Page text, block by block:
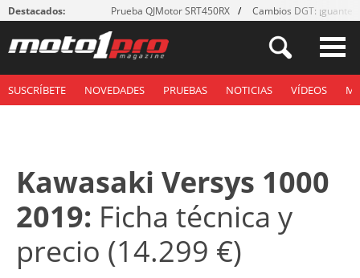
Destacados: Prueba QJMotor SRT450RX Cambios DGT: ¡guantes!
SUSCRÍBETE NOVEDADES PRUEBAS NOTICIAS VÍDEOS
Kawasaki Versys 1000
2019: Ficha técnica y
precio (14.299 €)